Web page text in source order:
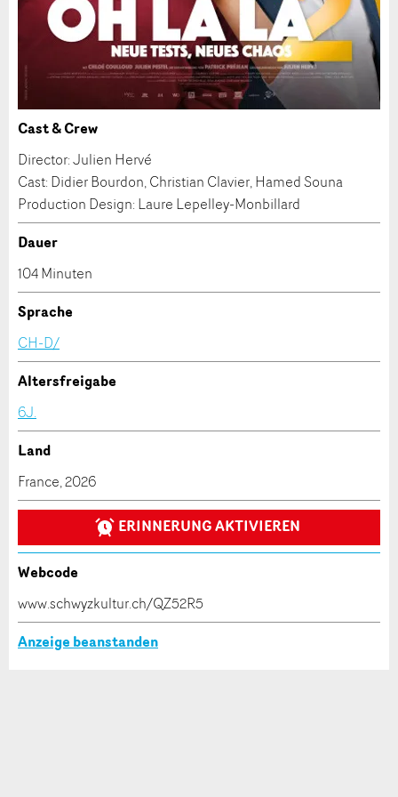
* Eingabe erforderlich
Zur Qualitätssicherung wird eine Kopie der E-Mail
an guidle übermittelt.
NACHRICHT SENDEN
Schliessen
* Eingabe erforderlich
an guidle übermittelt.
NACHRICHT SENDEN
Schliessen
Cast & Crew
Director: Julien Hervé
Cast: Didier Bourdon, Christian Clavier, Hamed Souna
Production Design: Laure Lepelley-Monbillard
Dauer
104 Minuten
Sprache
CH-D/
Altersfreigabe
6J.
Land
France, 2026
ERINNERUNG AKTIVIEREN
Webcode
www.schwyzkultur.ch/QZ52R5
Anzeige beanstanden